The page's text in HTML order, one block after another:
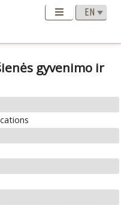
gyvenimo ir